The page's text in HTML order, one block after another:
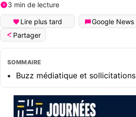
3 min de lecture
Lire plus tard Google News
Partager
SOMMAIRE
Buzz médiatique et sollicitations